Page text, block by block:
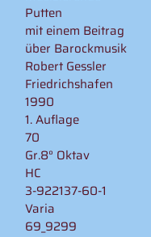
Putten
mit einem Beitrag
über Barockmusik
Robert Gessler
Friedrichshafen
1990
1. Auflage
70
Gr.8° Oktav
HC
3-922137-60-1
Varia
69_9299